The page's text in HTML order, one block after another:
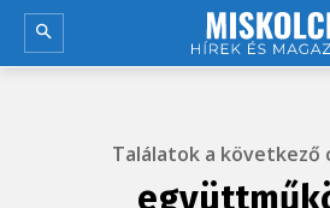
Találatok a következő